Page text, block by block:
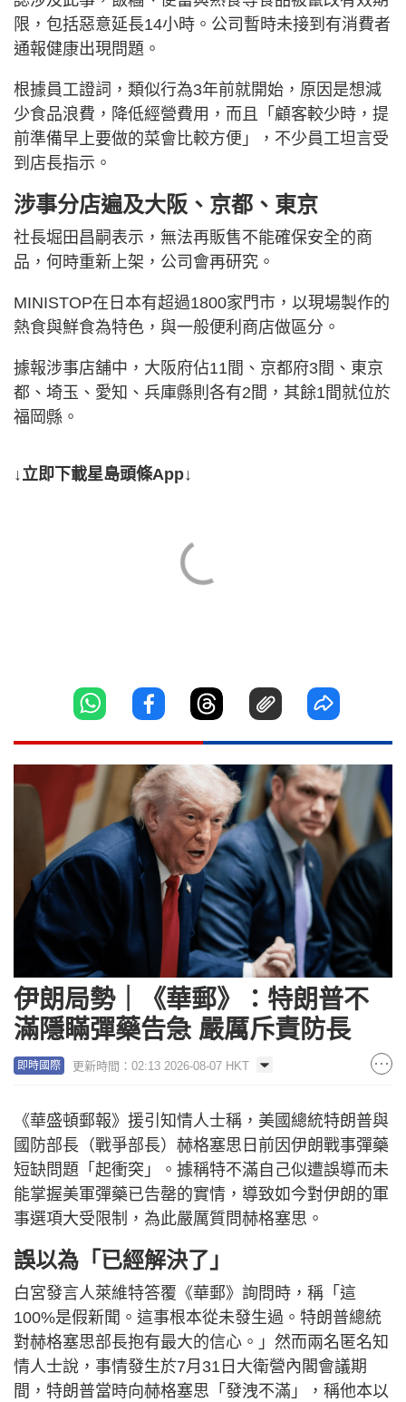
限，包括惡意延長14小時。公司暫時未接到有消費者
通報健康出現問題。
根據員工證詞，類似行為3年前就開始，原因是想減
少食品浪費，降低經營費用，而且「顧客較少時，提
前準備早上要做的菜會比較方便」，不少員工坦言受
到店長指示。
涉事分店遍及大阪、京都、東京
社長堀田昌嗣表示，無法再販售不能確保安全的商
品，何時重新上架，公司會再研究。
MINISTOP在日本有超過1800家門市，以現場製作的
熱食與鮮食為特色，與一般便利商店做區分。
據報涉事店舖中，大阪府佔11間、京都府3間、東京
都、埼玉、愛知、兵庫縣則各有2間，其餘1間就位於
福岡縣。
↓立即下載星島頭條App↓
伊朗局勢｜《華郵》：特朗普不
滿隱瞞彈藥告急 嚴厲斥責防長
即時國際 更新時間：02:13 2026-08-07 HKT
《華盛頓郵報》援引知情人士稱，美國總統特朗普與
國防部長（戰爭部長）赫格塞思日前因伊朗戰事彈藥
短缺問題「起衝突」。據稱特不滿自己似遭誤導而未
能掌握美軍彈藥已告罄的實情，導致如今對伊朗的軍
事選項大受限制，為此嚴厲質問赫格塞思。
誤以為「已經解決了」
白宮發言人萊維特答覆《華郵》詢問時，稱「這
100%是假新聞。這事根本從未發生過。特朗普總統
對赫格塞思部長抱有最大的信心。」然而兩名匿名知
情人士說，事情發生於7月31日大衛營內閣會議期
間，特朗普當時向赫格塞思「發洩不滿」，稱他本以